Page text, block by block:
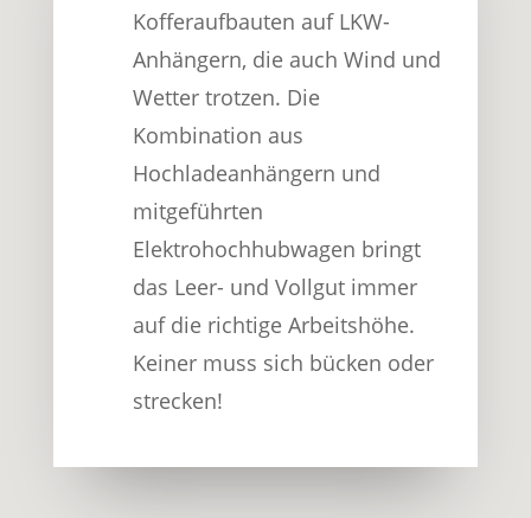
Kofferaufbauten auf LKW-
Anhängern, die auch Wind und
Wetter trotzen. Die
Kombination aus
Hochladeanhängern und
mitgeführten
Elektrohochhubwagen bringt
das Leer- und Vollgut immer
auf die richtige Arbeitshöhe.
Keiner muss sich bücken oder
strecken!